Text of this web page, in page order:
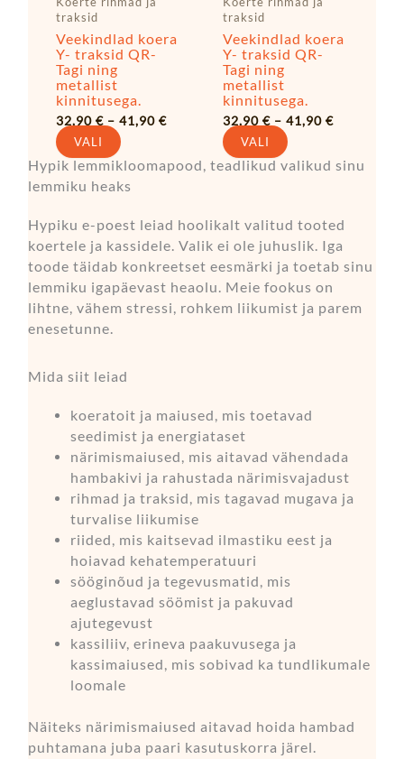
traksid
Veekindlad koera
Y- traksid QR-
Tagi ning
metallist
kinnitusega.
32,90 € – 41,90 €
VALI
teha
traksid
Veekindlad koera
Y- traksid QR-
Tagi ning
metallist
kinnitusega.
32,90€ – 41,90€
VALI
teha
Hypik lemmikloomapood, teadlikud valikud sinu
lemmiku heaks
Hypiku e-poest leiad hoolikalt valitud tooted
koertele ja kassidele. Valik ei ole juhuslik. Iga
toode täidab konkreetset eesmärki ja toetab sinu
lemmiku igapäevast heaolu. Meie fookus on
lihtne, vähem stressi, rohkem liikumist ja parem
enesetunne.
Mida siit leiad
koeratoit ja maiused, mis toetavad
seedimist ja energiataset
närimismaiused, mis aitavad vähendada
hambakivi ja rahustada närimisvajadust
rihmad ja traksid, mis tagavad mugava ja
turvalise liikumise
riided, mis kaitsevad ilmastiku eest ja
hoiavad kehatemperatuuri
sööginõud ja tegevusmatid, mis
aeglustavad söömist ja pakuvad
ajutegevust
kassiliiv, erineva paakuvusega ja
kassimaiused, mis sobivad ka tundlikumale
loomale
Näiteks närimismaiused aitavad hoida hambad
puhtamana juba paari kasutuskorra järel.